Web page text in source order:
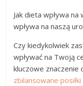
Jak dieta wpływa
wpływa na naszą
Czy kiedykolwiek
wpływać na Twoją
kluczowe znaczenie
zbilansowane posiłki